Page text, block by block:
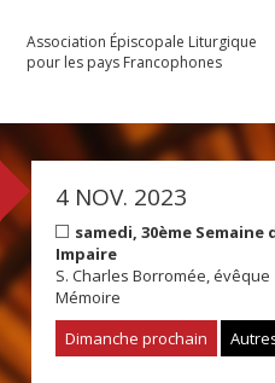
Association Épiscopale Liturgique
pour les pays Francophones
4 NOV. 2023
samedi, 30ème
Impaire
S. Charles Borromée, évêque
Mémoire
Dimanche prochain